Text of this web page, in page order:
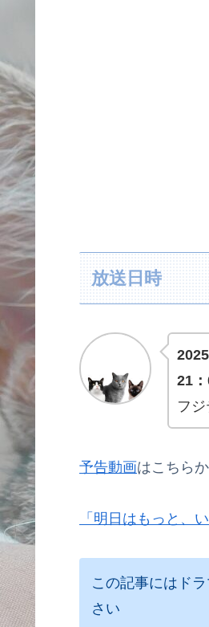
放送日時
21
フ
予告動画はこちら
「明日はもっと、
この記事にはド
さい